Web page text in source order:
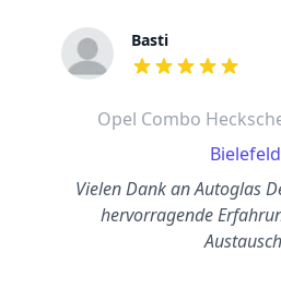
Basti
out of 5 stars
Opel Combo
Bielefeld
Vielen Dank an Autoglas
hervorragende